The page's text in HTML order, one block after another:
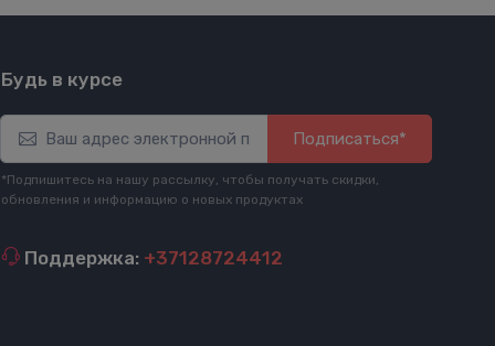
Будь в курсе
Подписаться*
*Подпишитесь на нашу рассылку, чтобы получать скидки,
обновления и информацию о новых продуктах
Поддержка: +37128724412